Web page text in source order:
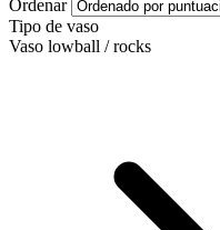
Ordenar
Tipo de vaso
Vaso lowball / rocks